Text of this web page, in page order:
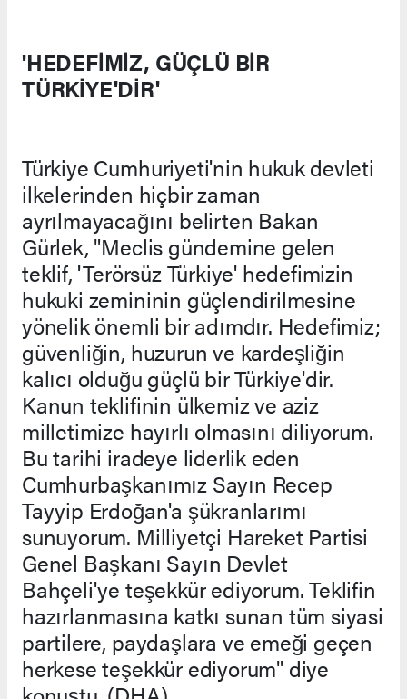
'HEDEFİMİZ, GÜÇLÜ BİR
TÜRKİYE'DİR'
Türkiye Cumhuriyeti'nin hukuk devleti
ilkelerinden hiçbir zaman
ayrılmayacağını belirten Bakan
Gürlek, "Meclis gündemine gelen
teklif, 'Terörsüz Türkiye' hedefimizin
hukuki zemininin güçlendirilmesine
yönelik önemli bir adımdır. Hedefimiz;
güvenliğin, huzurun ve kardeşliğin
kalıcı olduğu güçlü bir Türkiye'dir.
Kanun teklifinin ülkemiz ve aziz
milletimize hayırlı olmasını diliyorum.
Bu tarihi iradeye liderlik eden
Cumhurbaşkanımız Sayın Recep
Tayyip Erdoğan'a şükranlarımı
sunuyorum. Milliyetçi Hareket Partisi
Genel Başkanı Sayın Devlet
Bahçeli'ye teşekkür ediyorum. Teklifin
hazırlanmasına katkı sunan tüm siyasi
partilere, paydaşlara ve emeği geçen
herkese teşekkür ediyorum" diye